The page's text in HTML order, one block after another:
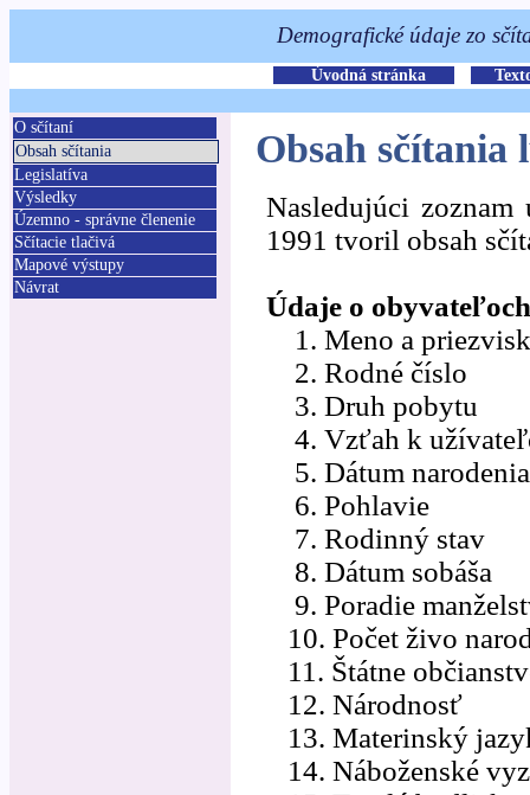
O sčítaní
Obsah sčítania
Legislatíva
Výsledky
Územno - správne členenie
Sčítacie tlačivá
Mapové výstupy
Návrat
Obsah sčítania
Nasledujúci
1991 tvoril obsah
Údaje o
1. Meno a
2. Rodné číslo
3. Druh pobytu
4. Vzťah k
5. Dátum narodenia
6. Pohlavie
7. Rodinný stav
8. Dátum sobáša
9. Poradie
10. Počet živo
11. Štátne
12. Národnosť
13. Materinský
14. Náboženské